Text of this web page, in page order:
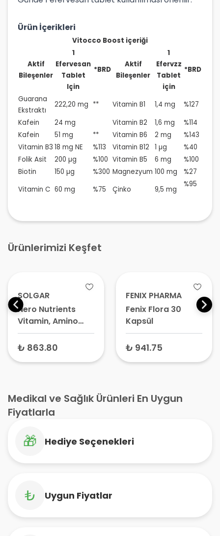
Ürün İçerikleri
Vitocco Boost içeriği
Aktif
Bileşenler
1
Efervesan
Tablet
Için
*BRD
Aktif
Bileşenler
1
Efervzz
Tablet
için
*BRD
Guarana
Ekstraktı
222,20 mg ** Vitamin B1 1,4 mg
%127
Kafein
24 mg Vitamin B2 1,6 mg
%114
Kafein
51 mg ** Vitamin B6 2 mg
%143
Vitamin B3 18 mg NE %113 Vitamin B12 1 µg
%40
Folik Asit
200 µg %100 Vitamin B5 6 mg
%100
Biotin
150 µg %300 Magnezyum 100 mg
%27
Vitamin C 60 mg %75 Çinko 9,5 mg
%95
Ürünlerimizi Keşfet
SOLGAR
Nero Nutrients
Vitamin, Amino
Asit ve Ginkgo
Biloba Yaprak
₺ 863.80
FENIX PHARMA
Fenix Flora 30
Kapsül
₺ 941.75
Medikal ve Sağlık Ürünleri En Uygun
Fiyatlarla
🎁 Hediye Seçenekleri
₺ Uygun Fiyatlar